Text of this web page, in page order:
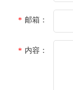
邮箱：
内容：